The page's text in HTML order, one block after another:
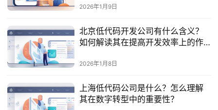
元
联
系
我
们
2026年1月9日
北京低代码开发公司有什么含义？
如何解读其在提高开发效率上的作
2026年1月8日
上海低代码公司是什么？怎么理解
其在数字转型中的重要性？